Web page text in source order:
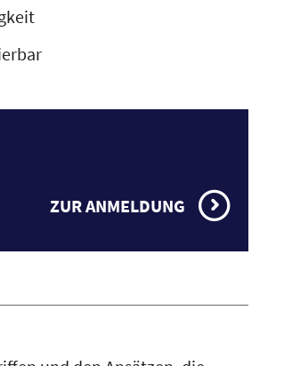
ZUR ANMELDUNG